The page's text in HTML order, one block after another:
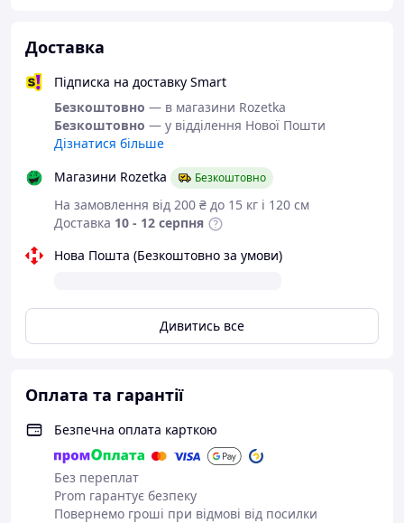
Доставка
Підписка на доставку Smart
Безкоштовно — в магазини Rozetka
Безкоштовно — у відділення Нової Пошти
Дізнатися більше
Магазини Rozetka
Безкоштовно
На замовлення від 200 ₴ до 15 кг і 120 см
Доставка 10 - 12 серпня
Нова Пошта (Безкоштовно за умови)
Дивитись все
Оплата та гарантії
Безпечна оплата карткою
Без переплат
Prom гарантує безпеку
Повернемо гроші при відмові від посилки